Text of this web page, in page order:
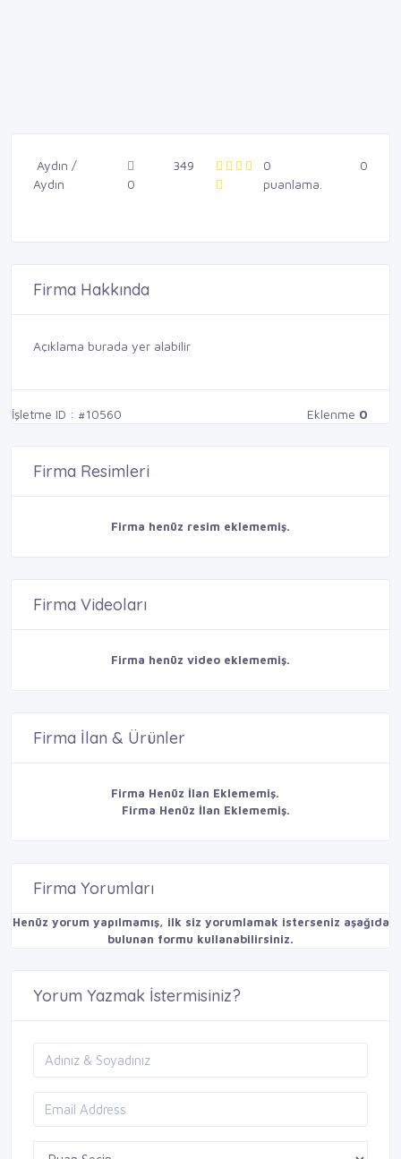
Aydın /
Aydın
0
349
0
puanlama.
0
Firma Hakkında
Açıklama burada yer alabilir
İşletme ID : #10560 Eklenme 0
Firma Resimleri
Firma henüz resim eklememiş.
Firma Videoları
Firma henüz video eklememiş.
Firma İlan & Ürünler
Firma Henüz İlan Eklememiş.
Firma Henüz İlan Eklememiş.
Firma Yorumları
Henüz yorum yapılmamış, ilk siz yorumlamak isterseniz aşağıda
bulunan formu kullanabilirsiniz.
Yorum Yazmak İstermisiniz?